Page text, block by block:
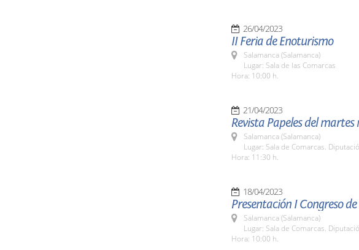
26/04/2023
II Feria de Enoturismo
Salamanca (Salamanca)
Lugar: Sala de las Comarcas
Hora: 10:00 h.
21/04/2023
Revista Papeles del martes
Salamanca (Salamanca)
Lugar: Sala de Comarcas.
Hora: 11:30 h.
18/04/2023
Presentación I Congreso
Salamanca (Salamanca)
Lugar: Sala de Comarcas.
Hora: 10:00 h.